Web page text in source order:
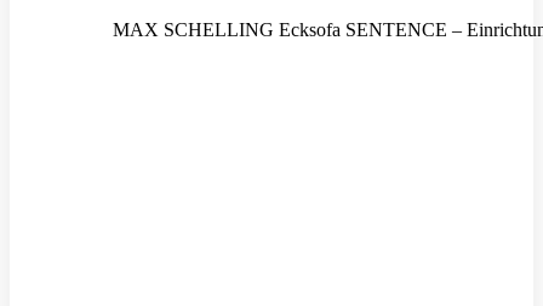
MAX SCHELLING Ecksofa SENTENCE –